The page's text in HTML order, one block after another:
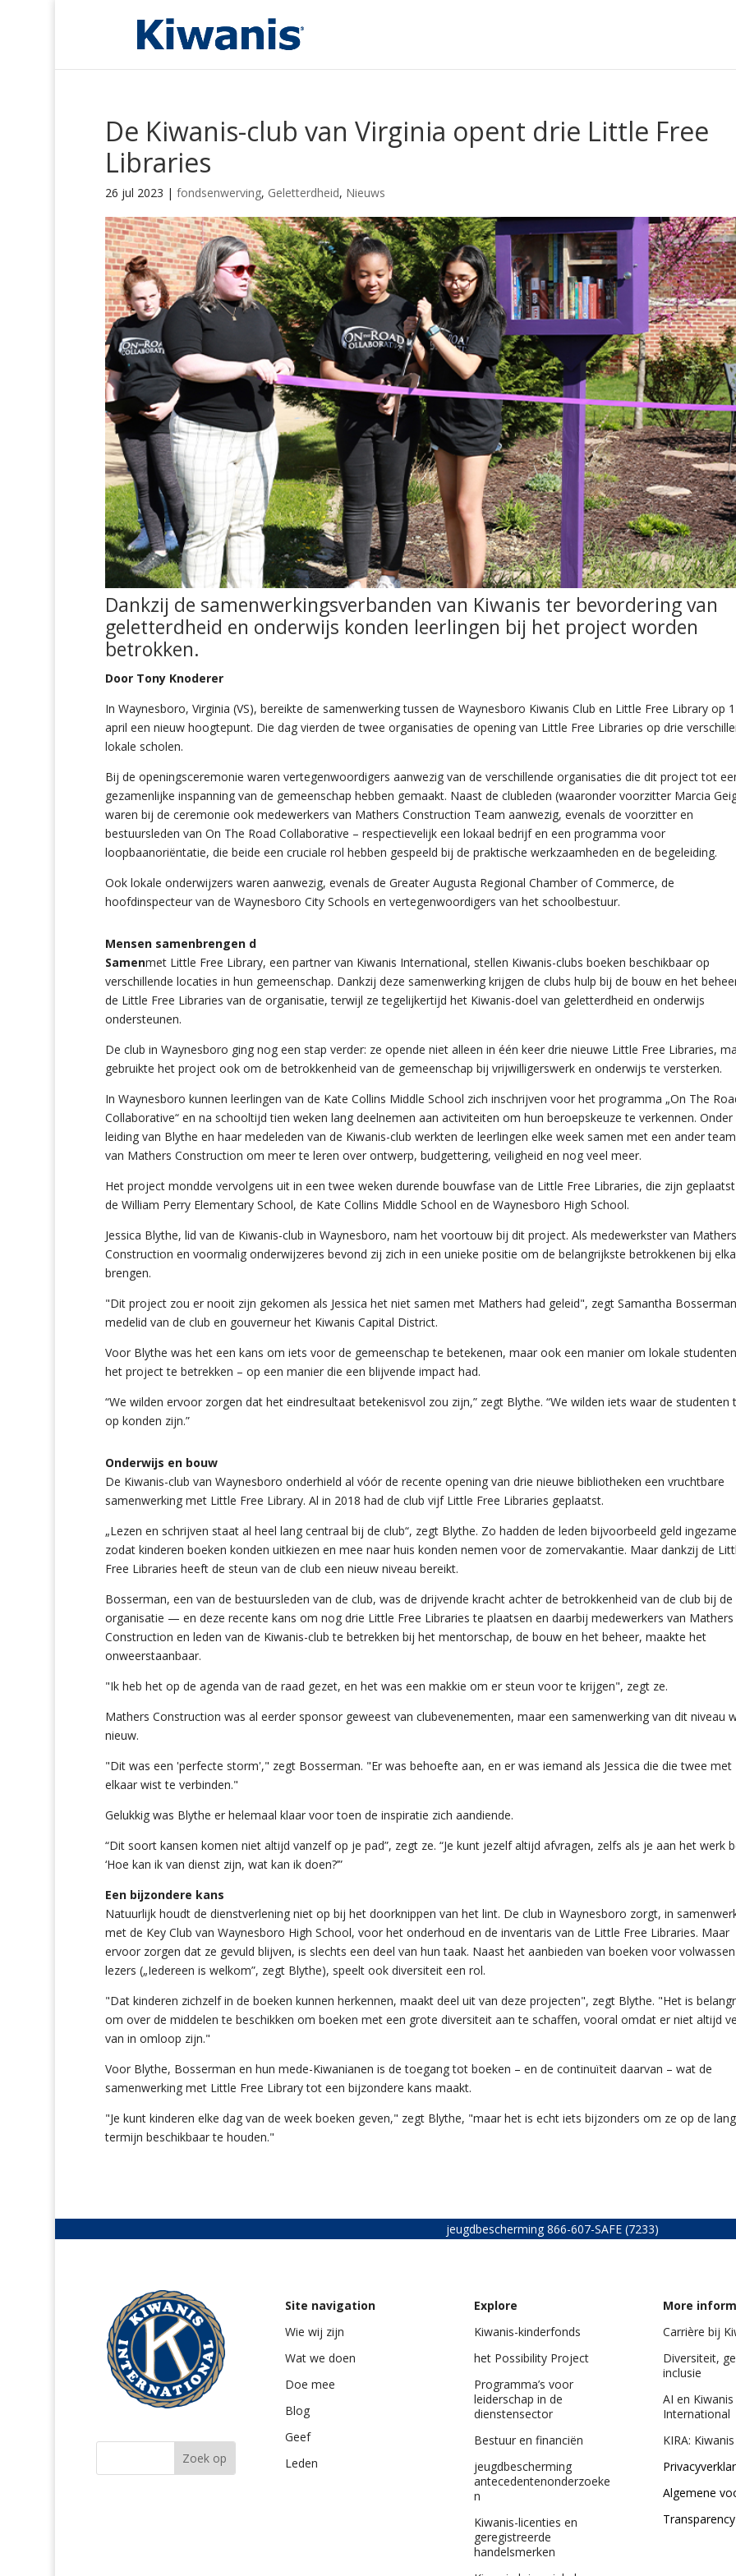
De Kiwanis-club van Virginia opent drie Little Free
Libraries
26 jul 2023 | fondsenwerving, Geletterdheid, Nieuws
Dankzij de samenwerkingsverbanden van Kiwanis ter bevordering van
geletterdheid en onderwijs konden leerlingen bij het project worden
betrokken.
Door Tony Knoderer
In Waynesboro, Virginia (VS), bereikte de samenwerking tussen de Waynesboro Kiwanis Club en Little Free Library op
april een nieuw hoogtepunt. Die dag vierden de twee organisaties de opening van Little Free Libraries op drie
lokale scholen.
Bij de openingsceremonie waren vertegenwoordigers aanwezig van de verschillende organisaties die dit project tot
gezamenlijke inspanning van de gemeenschap hebben gemaakt. Naast de clubleden (waaronder voorzitter Marcia
waren bij de ceremonie ook medewerkers van Mathers Construction Team aanwezig, evenals de voorzitter en
bestuursleden van On The Road Collaborative – respectievelijk een lokaal bedrijf en een programma voor
loopbaanoriëntatie, die beide een cruciale rol hebben gespeeld bij de praktische werkzaamheden en de begeleiding.
Ook lokale onderwijzers waren aanwezig, evenals de Greater Augusta Regional Chamber of Commerce, de
hoofdinspecteur van de Waynesboro City Schools en vertegenwoordigers van het schoolbestuur.
Mensen samenbrengen d
Samenmet Little Free Library, een partner van Kiwanis International, stellen Kiwanis-clubs boeken beschikbaar op
verschillende locaties in hun gemeenschap. Dankzij deze samenwerking krijgen de clubs hulp bij de bouw en het
de Little Free Libraries van de organisatie, terwijl ze tegelijkertijd het Kiwanis-doel van geletterdheid en onderwijs
ondersteunen.
De club in Waynesboro ging nog een stap verder: ze opende niet alleen in één keer drie nieuwe Little Free Libraries,
gebruikte het project ook om de betrokkenheid van de gemeenschap bij vrijwilligerswerk en onderwijs te versterken.
In Waynesboro kunnen leerlingen van de Kate Collins Middle School zich inschrijven voor het programma „On The
Collaborative“ en na schooltijd tien weken lang deelnemen aan activiteiten om hun beroepskeuze te verkennen. Onder
leiding van Blythe en haar medeleden van de Kiwanis-club werkten de leerlingen elke week samen met een ander
van Mathers Construction om meer te leren over ontwerp, budgettering, veiligheid en nog veel meer.
Het project mondde vervolgens uit in een twee weken durende bouwfase van de Little Free Libraries, die zijn
de William Perry Elementary School, de Kate Collins Middle School en de Waynesboro High School.
Jessica Blythe, lid van de Kiwanis-club in Waynesboro, nam het voortouw bij dit project. Als medewerkster van Mathers
Construction en voormalig onderwijzeres bevond zij zich in een unieke positie om de belangrijkste betrokkenen bij
brengen.
"Dit project zou er nooit zijn gekomen als Jessica het niet samen met Mathers had geleid", zegt Samantha
medelid van de club en gouverneur het Kiwanis Capital District.
Voor Blythe was het een kans om iets voor de gemeenschap te betekenen, maar ook een manier om lokale
het project te betrekken – op een manier die een blijvende impact had.
“We wilden ervoor zorgen dat het eindresultaat betekenisvol zou zijn,” zegt Blythe. “We wilden iets waar de studenten
op konden zijn.”
Onderwijs en bouw
De Kiwanis-club van Waynesboro onderhield al vóór de recente opening van drie nieuwe bibliotheken een vruchtbare
samenwerking met Little Free Library. Al in 2018 had de club vijf Little Free Libraries geplaatst.
„Lezen en schrijven staat al heel lang centraal bij de club“, zegt Blythe. Zo hadden de leden bijvoorbeeld geld
zodat kinderen boeken konden uitkiezen en mee naar huis konden nemen voor de zomervakantie. Maar dankzij de
Free Libraries heeft de steun van de club een nieuw niveau bereikt.
Bosserman, een van de bestuursleden van de club, was de drijvende kracht achter de betrokkenheid van de club bij de
organisatie — en deze recente kans om nog drie Little Free Libraries te plaatsen en daarbij medewerkers van Mathers
Construction en leden van de Kiwanis-club te betrekken bij het mentorschap, de bouw en het beheer, maakte het
onweerstaanbaar.
"Ik heb het op de agenda van de raad gezet, en het was een makkie om er steun voor te krijgen", zegt ze.
Mathers Construction was al eerder sponsor geweest van clubevenementen, maar een samenwerking van dit niveau
nieuw.
"Dit was een 'perfecte storm'," zegt Bosserman. "Er was behoefte aan, en er was iemand als Jessica die die twee met
elkaar wist te verbinden."
Gelukkig was Blythe er helemaal klaar voor toen de inspiratie zich aandiende.
“Dit soort kansen komen niet altijd vanzelf op je pad”, zegt ze. “Je kunt jezelf altijd afvragen, zelfs als je aan het werk
‘Hoe kan ik van dienst zijn, wat kan ik doen?’”
Een bijzondere kans
Natuurlijk houdt de dienstverlening niet op bij het doorknippen van het lint. De club in Waynesboro zorgt, in
met de Key Club van Waynesboro High School, voor het onderhoud en de inventaris van de Little Free Libraries. Maar
ervoor zorgen dat ze gevuld blijven, is slechts een deel van hun taak. Naast het aanbieden van boeken voor volwassen
lezers („Iedereen is welkom”, zegt Blythe), speelt ook diversiteit een rol.
"Dat kinderen zichzelf in de boeken kunnen herkennen, maakt deel uit van deze projecten", zegt Blythe. "Het is
om over de middelen te beschikken om boeken met een grote diversiteit aan te schaffen, vooral omdat er niet altijd
van in omloop zijn."
Voor Blythe, Bosserman en hun mede-Kiwanianen is de toegang tot boeken – en de continuïteit daarvan – wat de
samenwerking met Little Free Library tot een bijzondere kans maakt.
"Je kunt kinderen elke dag van de week boeken geven," zegt Blythe, "maar het is echt iets bijzonders om ze op de
termijn beschikbaar te houden."
jeugdbescherming 866-607-SAFE (7233)
Site navigation
Wie wij zijn
Wat we doen
Doe mee
Blog
Geef
Leden
Explore
Kiwanis-kinderfonds
het Possibility Project
Programma’s voor
leiderschap in de
dienstensector
Bestuur en financiën
jeugdbescherming
antecedentenonderzoeke
n
Kiwanis-licenties en
geregistreerde
handelsmerken
More
Carrière bij
Diversiteit,
inclusie
AI en Kiwanis
International
KIRA:
Algemene